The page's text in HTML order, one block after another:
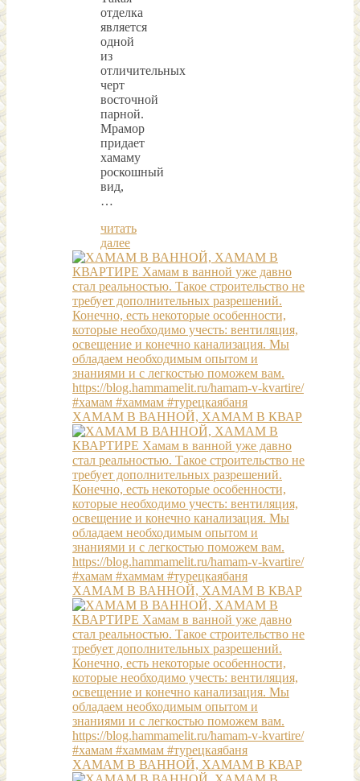
отделка
является
одной
из
отличительных
черт
восточной
парной.
Мрамор
придает
хамаму
роскошный
вид,
…
читать
далее
ХАМАМ В ВАННОЙ, ХАМАМ В КВАР
ХАМАМ В ВАННОЙ, ХАМАМ В КВАР
ХАМАМ В ВАННОЙ, ХАМАМ В КВАР